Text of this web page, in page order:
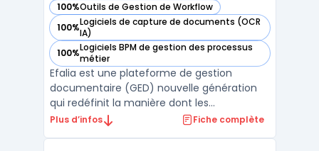
100%Outils de Gestion de Workflow
— voir Efalia dans cette catégorie
100%Logiciels de capture de documents (OCR
IA)
— voir Efalia dans cette catégorie
100%Logiciels BPM de gestion des processus
métier
— voir Efalia dans cette catégorie
Efalia est une plateforme de gestion
documentaire (GED) nouvelle génération
qui redéfinit la manière dont les
organisations gèrent leurs documents et
Plus d’infos Fiche complète